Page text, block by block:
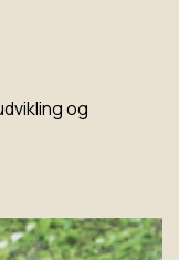
og